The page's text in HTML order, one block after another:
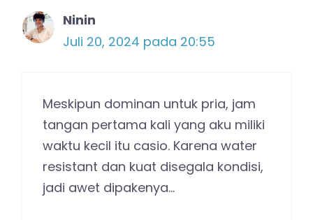
Ninin
Juli 20, 2024 pada 20:55
Meskipun dominan untuk pria, jam
tangan pertama kali yang aku miliki
waktu kecil itu casio. Karena water
resistant dan kuat disegala kondisi,
jadi awet dipakenya…